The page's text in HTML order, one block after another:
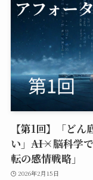
【第1回】「ど
い」――AI×脳科学
転の感情戦略」
2026年2月15日